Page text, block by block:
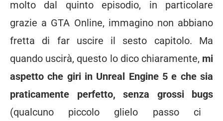
molto dal quinto episodio, in particolare
grazie a GTA Online, immagino non abbiano
fretta di far uscire il sesto capitolo. Ma
quando uscirà, questo lo dico chiaramente, mi
aspetto che giri in Unreal Engine 5 e che sia
praticamente perfetto, senza grossi bugs
(qualcuno piccolo glielo passo ci